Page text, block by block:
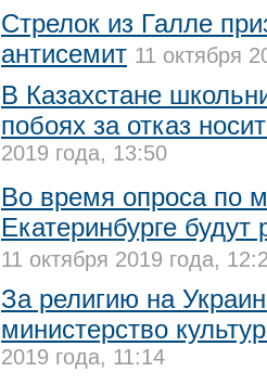
Стрелок из Галле
антисемит 11 октября
В Казахстане
побоях за отказ
2019 года, 13:50
Во время опроса по
Екатеринбурге будут
11 октября 2019 года,
За религию на
министерство
2019 года, 11:14